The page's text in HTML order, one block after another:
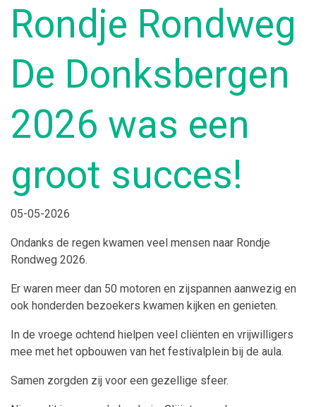
Rondje Rondweg
De Donksbergen
2026 was een
groot succes!
05-05-2026
Ondanks de regen kwamen veel mensen naar Rondje
Rondweg 2026.
Er waren meer dan 50 motoren en zijspannen aanwezig en
ook honderden bezoekers kwamen kijken en genieten.
In de vroege ochtend hielpen veel cliënten en vrijwilligers
mee met het opbouwen van het festivalplein bij de aula.
Samen zorgden zij voor een gezellige sfeer.